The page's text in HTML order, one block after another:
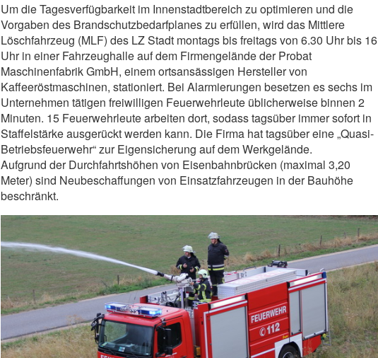
Um die Tagesverfügbarkeit im Innenstadtbereich zu optimieren und die
Vorgaben des Brandschutzbedarfplanes zu erfüllen, wird das Mittlere
Löschfahrzeug (MLF) des LZ Stadt montags bis freitags von 6.30 Uhr bis 16
Uhr in einer Fahrzeughalle auf dem Firmengelände der Probat
Maschinenfabrik GmbH, einem ortsansässigen Hersteller von
Kaffeeröstmaschinen, stationiert. Bei Alarmierungen besetzen es sechs im
Unternehmen tätigen freiwilligen Feuerwehrleute üblicherweise binnen 2
Minuten. 15 Feuerwehrleute arbeiten dort, sodass tagsüber immer sofort in
Staffelstärke ausgerückt werden kann. Die Firma hat tagsüber eine „Quasi-
Betriebsfeuerwehr“ zur Eigensicherung auf dem Werkgelände.
Aufgrund der Durchfahrtshöhen von Eisenbahnbrücken (maximal 3,20
Meter) sind Neubeschaffungen von Einsatzfahrzeugen in der Bauhöhe
beschränkt.